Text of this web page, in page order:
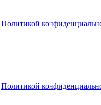
Политикой
Политикой